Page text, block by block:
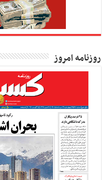
روزنامه امروز